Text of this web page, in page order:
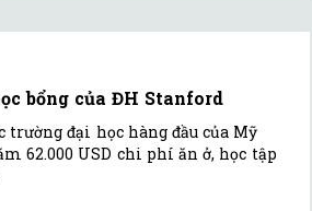
bổng của ĐH Stanford
trường đại học hàng đầu của Mỹ
62.000 USD chi phí ăn ở, học tập